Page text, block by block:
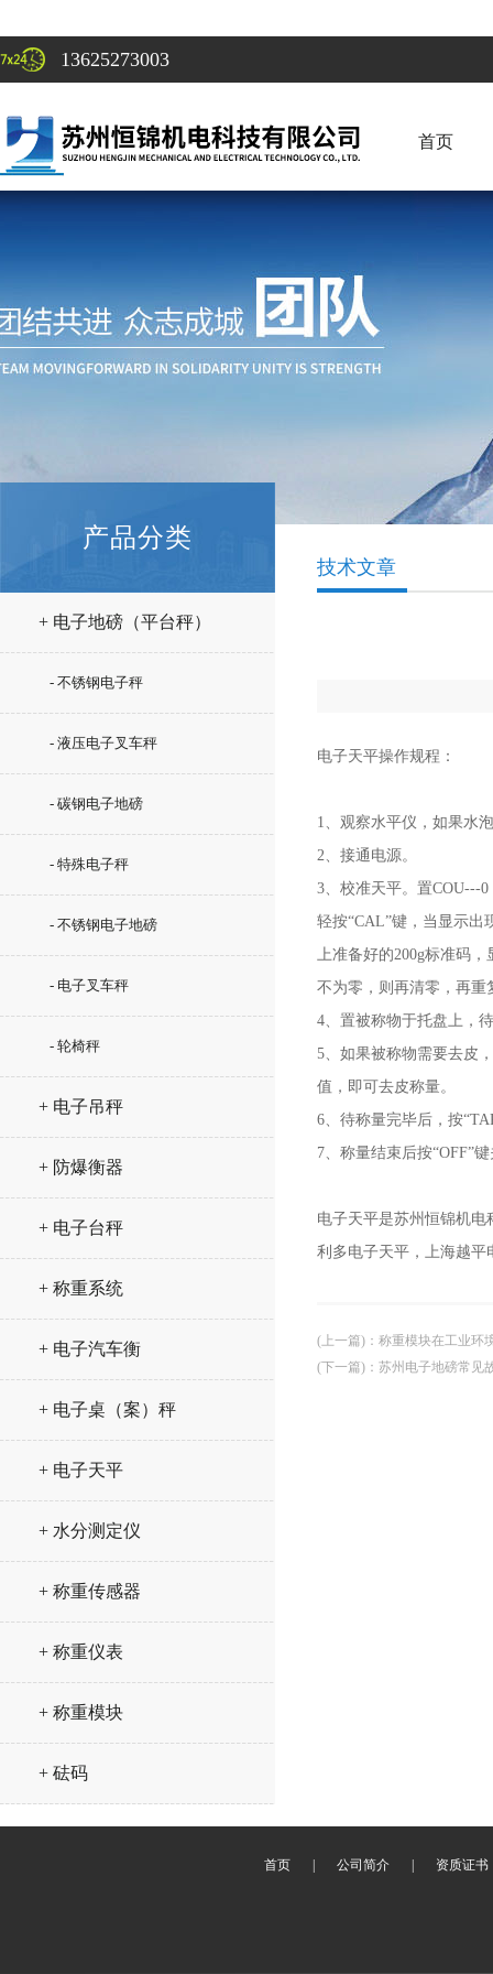
13625273003
首页
产品分类
+ 电子地磅（平台秤）
- 不锈钢电子秤
- 液压电子叉车秤
- 碳钢电子地磅
- 特殊电子秤
- 不锈钢电子地磅
- 电子叉车秤
- 轮椅秤
+ 电子吊秤
+ 防爆衡器
+ 电子台秤
+ 称重系统
+ 电子汽车衡
+ 电子桌（案）秤
+ 电子天平
+ 水分测定仪
+ 称重传感器
+ 称重仪表
+ 称重模块
+ 砝码
技术文章
电子天平操作规程：
1、观察水平仪，如果水
2、接通电源。
3、校准天平。置COU---
轻按“CAL”键，当显示出
上准备好的200g标准码，
不为零，则再清零，再重
4、置被称物于托盘上，
5、如果被称物需要去皮
值，即可去皮称量。
6、待称量完毕后，按
7、称量结束后按“OFF”
电子天平是苏州恒锦机
利多电子天平，上海越平
(上一篇) ： 称重模块在工业环
(下一篇) ： 苏州电子地磅常见
首页 公司简介 资质证书